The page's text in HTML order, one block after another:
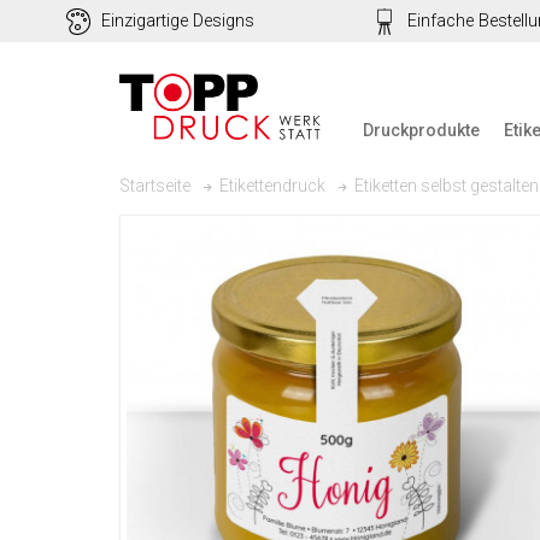
Einzigartige Designs Einfache
Druckprodukte
Startseite Etikettendruck Etiketten selbst gestalten